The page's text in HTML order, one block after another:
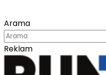
Arama
Reklam